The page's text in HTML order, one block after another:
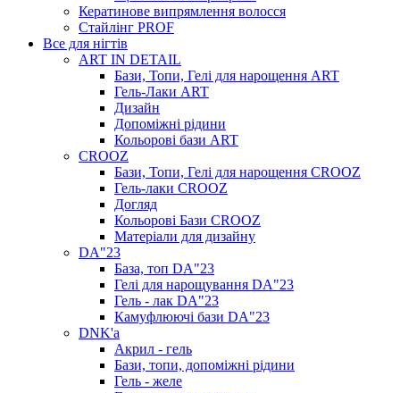
Кератинове випрямлення волосся
Стайлінг PROF
Все для нігтів
ART IN DETAIL
Бази, Топи, Гелі для нарощення ART
Гель-Лаки ART
Дизайн
Допоміжні рідини
Кольорові бази ART
CROOZ
Бази, Топи, Гелі для нарощення CROOZ
Гель-лаки CROOZ
Догляд
Кольорові Бази CROOZ
Матеріали для дизайну
DA"23
База, топ DA"23
Гелі для нарощування DA"23
Гель - лак DA"23
Камуфлюючі бази DA"23
DNK'a
Акрил - гель
Бази, топи, допоміжні рідини
Гель - желе